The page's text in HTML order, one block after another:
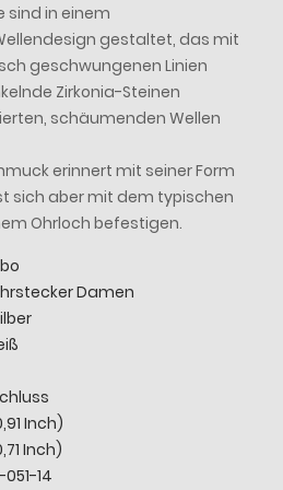
sind in einem
gestaltet, das mit
geschwungenen Linien
Zirkonia-Steinen
schäumenden Wellen
erinnert mit seiner Form
sich aber mit dem typischen
Ohrloch befestigen.
Damen
Inch)
Inch)
14